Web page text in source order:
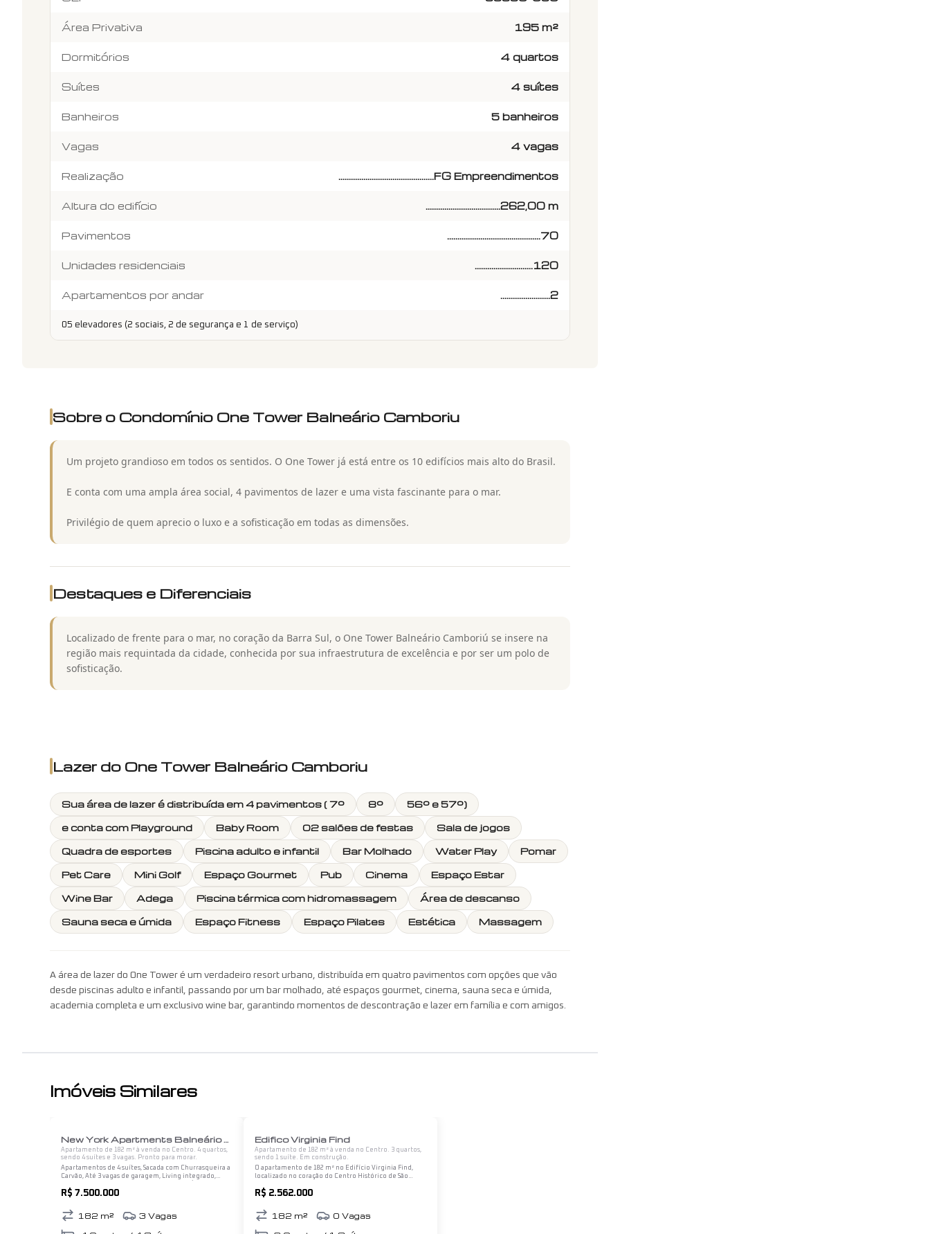
Área Privativa 195 m²
Dormitórios 4 quartos
Suítes 4 suítes
Banheiros 5 banheiros
Vagas 4 vagas
Realização ..............................................FG Empreendimentos
Altura do edifício ....................................262,00 m
Pavimentos .............................................70
Unidades residenciais ............................120
Apartamentos por andar ........................2
05 elevadores (2 sociais, 2 de segurança e 1 de serviço)
Sobre o Condomínio One Tower Balneário Camboriu
Um projeto grandioso em todos os sentidos. O One Tower já está entre os 10 edifícios mais alto do Brasil.
E conta com uma ampla área social, 4 pavimentos de lazer e uma vista fascinante para o mar.
Privilégio de quem aprecio o luxo e a sofisticação em todas as dimensões.
Destaques e Diferenciais
Localizado de frente para o mar, no coração da Barra Sul, o One Tower Balneário Camboriú se insere na
região mais requintada da cidade, conhecida por sua infraestrutura de excelência e por ser um polo de
sofisticação.
Lazer do One Tower Balneário Camboriu
Sua área de lazer é distribuída em 4 pavimentos ( 7º 8º
56º e 57º)
e conta com Playground
Baby Room 02 salões de festas
Sala de jogos
Quadra de esportes
Piscina adulto e infantil Bar Molhado Water Play
Pomar
Pet Care
Mini Golf Espaço Gourmet Pub Cinema
Espaço Estar
Wine Bar
Adega Piscina térmica com hidromassagem
Área de descanso
Sauna seca e úmida
Espaço Fitness Espaço Pilates Estética Massagem
A área de lazer do One Tower é um verdadeiro resort urbano, distribuída em quatro pavimentos com opções que vão
desde piscinas adulto e infantil, passando por um bar molhado, até espaços gourmet, cinema, sauna seca e úmida,
academia completa e um exclusivo wine bar, garantindo momentos de descontração e lazer em família e com amigos.
Imóveis Similares
New York Apartments Balneário Camboriú
Apartamento de 182 m² à venda no Centro. 4 quartos,
sendo 4 suítes e 3 vagas. Pronto para morar.
Apartamentos de 4 suítes, Sacada com Churrasqueira a
Carvão, Até 3 vagas de garagem, Living integrado,
Serviço, Sacada técnica e Banheiro de serviço.
R$ 7.500.000
182 m² 3 Vagas
Edifico Virginia Find
Apartamento de 182 m² à venda no Centro. 3 quartos,
sendo 1 suíte. Em construção.
O apartamento de 182 m² no Edifício Virginia Find,
localizado no coração do Centro Histórico de São
com identidade, espaço e conexão com a cidade.…
R$ 2.562.000
182 m² 0 Vagas